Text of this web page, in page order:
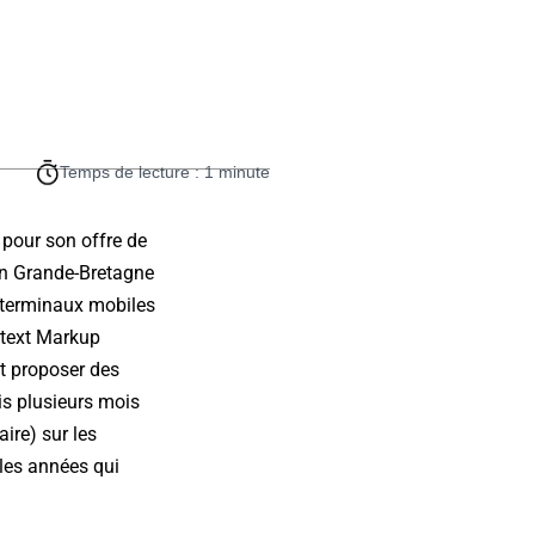
Temps de lecture : 1 minute
son offre de
Grande-Bretagne
mobiles
Markup
proposer des
plusieurs mois
sur les
années qui